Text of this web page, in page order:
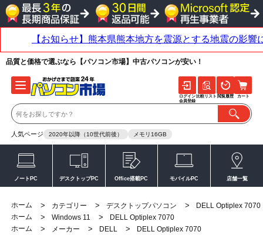
品質と価格で選ぶなら【パソコン市場】中古パソコンが安い！
人気ページ 2020年以降（10世代前後） メモリ16GB
ログイン
会員登録
比較リスト 閲覧履歴 カート
ノートPC デスクトップPC Office搭載PC モバイルPC 店舗一覧
ホーム > カテゴリー > デスクトップパソコン >
DELL Optiplex 7070
ホーム
> Windows 11 >
DELL Optiplex 7070
ホーム
> メーカー > DELL >
DELL Optiplex 7070